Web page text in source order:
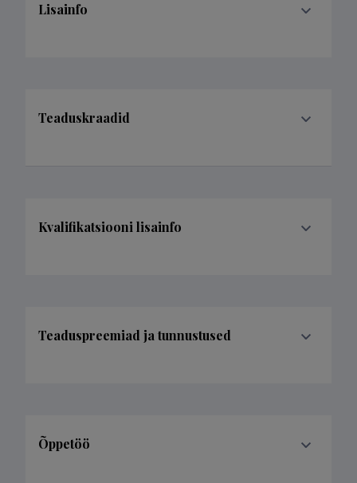
Lisainfo
Teaduskraadid
Kvalifikatsiooni lisainfo
Teaduspreemiad ja tunnustused
Õppetöö